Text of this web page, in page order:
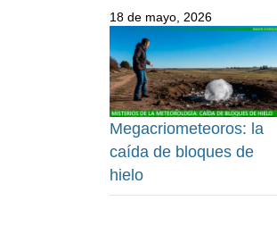
18 de mayo, 2026
Megacriometeoros: la
caída de bloques de
hielo